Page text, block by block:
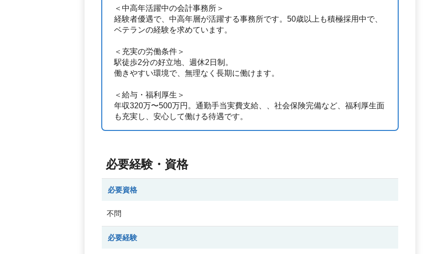
＜中高年活躍中の会計事務所＞
経験者優遇で、中高年層が活躍する事務所です。50歳以上も積極採用中で、
ベテランの経験を求めています。
＜充実の労働条件＞
駅徒歩2分の好立地、週休2日制。
働きやすい環境で、無理なく長期に働けます。
＜給与・福利厚生＞
年収320万〜500万円。通勤手当実費支給、、社会保険完備など、福利厚生面
も充実し、安心して働ける待遇です。
必要経験・資格
必要資格
不問
必要経験